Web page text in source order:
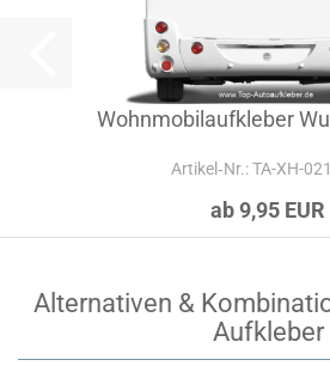
Wohnmobilaufkleber
Artikel‑Nr.: TA-XH-
ab 9,95 EUR
Alternativen &
Aufkleber